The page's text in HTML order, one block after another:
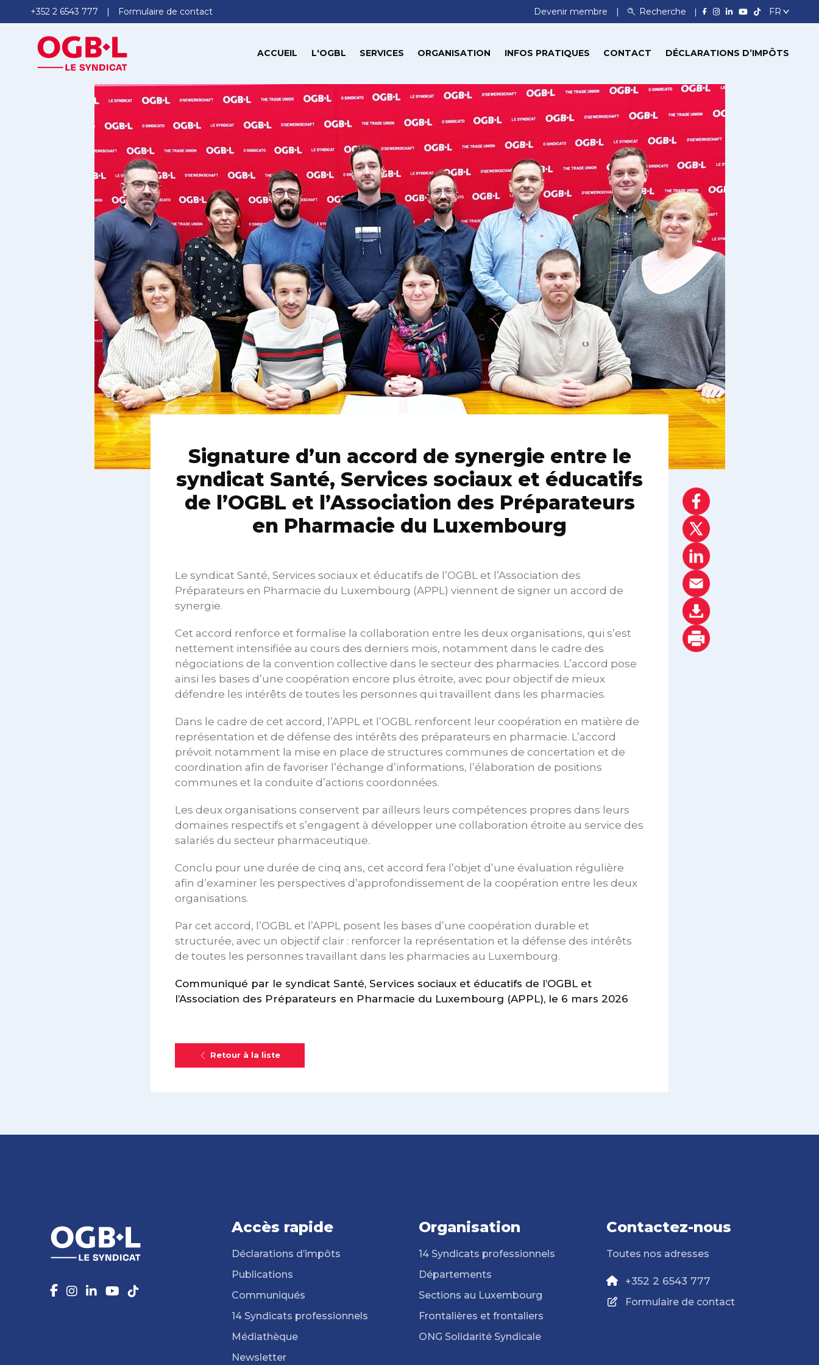
+352 2 6543 777 Formulaire de contact Devenir membre Recherche
ACCUEIL L'OGBL SERVICES ORGANISATION INFOS PRATIQUES CONTACT DÉCLARATIONS D’IMPÔTS
Signature d’un accord de synergie entre le
syndicat Santé, Services sociaux et éducatifs
de l’OGBL et l’Association des Préparateurs
en Pharmacie du Luxembourg
Le syndicat Santé, Services sociaux et éducatifs de l’OGBL et l’Association des
Préparateurs en Pharmacie du Luxembourg (APPL) viennent de signer un accord de
synergie.
Cet accord renforce et formalise la collaboration entre les deux organisations, qui s’est
nettement intensifiée au cours des derniers mois, notamment dans le cadre des
négociations de la convention collective dans le secteur des pharmacies. L’accord pose
ainsi les bases d’une coopération encore plus étroite, avec pour objectif de mieux
défendre les intérêts de toutes les personnes qui travaillent dans les pharmacies.
Dans le cadre de cet accord, l’APPL et l’OGBL renforcent leur coopération en matière de
représentation et de défense des intérêts des préparateurs en pharmacie. L’accord
prévoit notamment la mise en place de structures communes de concertation et de
coordination afin de favoriser l’échange d’informations, l’élaboration de positions
communes et la conduite d’actions coordonnées.
Les deux organisations conservent par ailleurs leurs compétences propres dans leurs
domaines respectifs et s’engagent à développer une collaboration étroite au service des
salariés du secteur pharmaceutique.
Conclu pour une durée de cinq ans, cet accord fera l’objet d’une évaluation régulière
afin d’examiner les perspectives d’approfondissement de la coopération entre les deux
organisations.
Par cet accord, l’OGBL et l’APPL posent les bases d’une coopération durable et
structurée, avec un objectif clair : renforcer la représentation et la défense des intérêts
de toutes les personnes travaillant dans les pharmacies au Luxembourg.
Communiqué par le syndicat Santé, Services sociaux et éducatifs de l’OGBL et
l’Association des Préparateurs en Pharmacie du Luxembourg (APPL), le 6 mars 2026
Retour à la liste
Accès rapide
Déclarations d’impôts
Publications
Communiqués
14 Syndicats professionnels
Médiathèque
Newsletter
Organisation
14 Syndicats professionnels
Départements
Sections au Luxembourg
Frontalières et frontaliers
ONG Solidarité Syndicale
Contactez-nous
Toutes nos adresses
+352 2 6543 777
Formulaire de contact